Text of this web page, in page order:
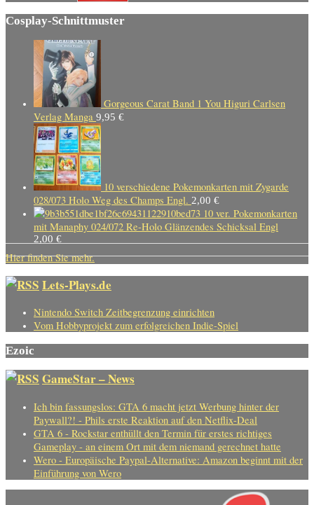
Cosplay-Schnittmuster
Gorgeous Carat Band 1 You Higuri Carlsen
Verlag Manga 9,95 €
10 verschiedene Pokemonkarten mit Zygarde
028/073 Holo Weg des Champs Engl. 2,00 €
10 ver. Pokemonkarten
mit Manaphy 024/072 Re-Holo Glänzendes Schicksal Engl
2,00 €
Hier finden Sie mehr.
Lets-Plays.de
Nintendo Switch Zeitbegrenzung einrichten
Vom Hobbyprojekt zum erfolgreichen Indie-Spiel
Ezoic
GameStar – News
Ich bin fassungslos: GTA 6 macht jetzt Werbung hinter der
Paywall?! - Phils erste Reaktion auf den Netflix-Deal
GTA 6 - Rockstar enthüllt den Termin für erstes richtiges
Gameplay - an einem Ort mit dem niemand gerechnet hatte
Wero - Europäische Paypal-Alternative: Amazon beginnt mit der
Einführung von Wero